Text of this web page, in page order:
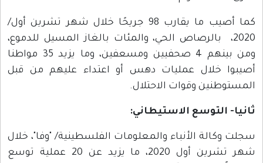
كما أصيب ما يقارب 98 جريحًا خلال شهر تشرين أول/
2020، بالرصاص الحي، والمئات بالغاز المسيل للدموع،
ومن بينهم 4 صحفيين ومسعفين، وما يزيد 35 مواطنا
أصيبوا خلال عمليات دهس أو اعتداء عليهم من قبل
المستوطنين وقوات الاحتلال.
ثانيا- التوسع الاستيطاني:
سجلت وكالة الأنباء والمعلومات الفلسطينية/ "وفا"، خلال
شهر تشرين أول 2020، ما يزيد عن 20 عملية توسع